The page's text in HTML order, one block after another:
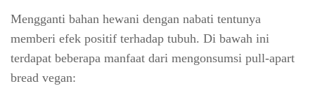
Mengganti bahan hewani dengan nabati tentunya
memberi efek positif terhadap tubuh. Di bawah ini
terdapat beberapa manfaat dari mengonsumsi pull-apart
bread vegan: